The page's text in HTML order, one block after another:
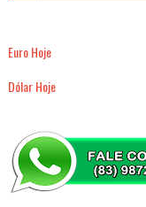
Euro Hoje
Dólar Hoje